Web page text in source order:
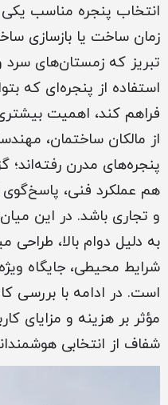
انتخاب پنجره مناسب
زمان ساخت یا بازسازی
تبریز که زمستان‌های سرد
استفاده از پنجره‌ای که
فراهم کند، اهمیت
از مالکان ساختمان،
پنجره‌های مدرن رفته‌اند؛
هم عملکرد فنی،
و تجاری باشد. در این
به دلیل دوام بالا، طراحی
شرایط محیطی، جایگاه
است. در ادامه با بررسی
مؤثر بر هزینه و مزایای
شفاف از انتخابی